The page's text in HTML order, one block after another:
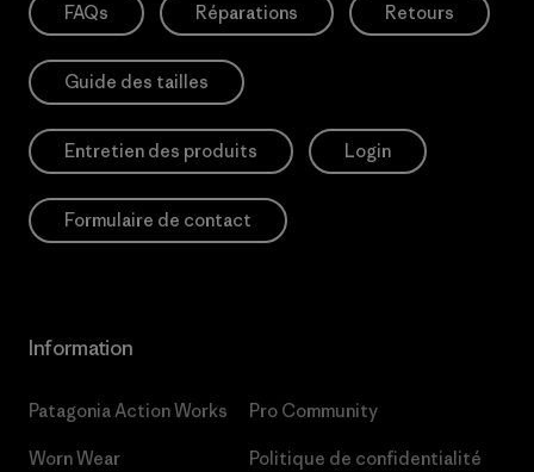
FAQs Réparations Retours
Guide des tailles
Entretien des produits Login
Formulaire de contact
Information
Patagonia Action Works
Worn Wear
Pro Community
Politique de confidentialité